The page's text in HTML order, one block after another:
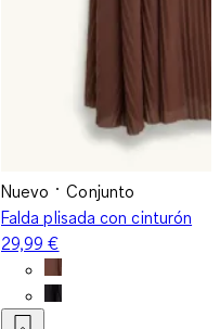
Nuevo
Conjunto
Falda plisada con cinturón
29,99 €